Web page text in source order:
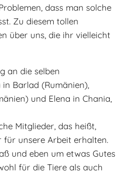
dass man solche
Zu diesem tollen
über uns, die ihr vielleicht
an die selben
Barlad (Rumänien),
und Elena in Chania,
Mitglieder, das heißt,
für unsere Arbeit erhalten.
und eben um etwas Gutes
für die Tiere als auch